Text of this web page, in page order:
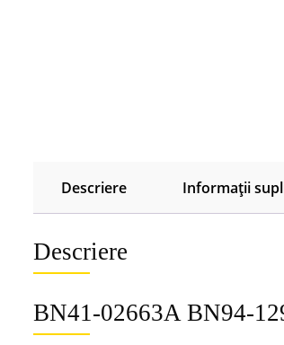
Descriere Informații
Descriere
BN41-02663A BN94-